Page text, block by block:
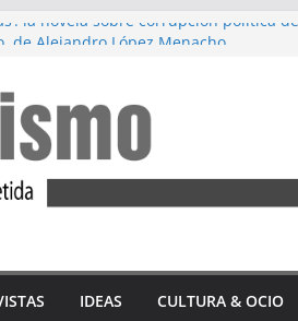
la novela sobre corrupción política de
de Accem: Por qué huyen las mujeres
de las víctimas mortales por
en 2023 son andaluzas
del ‘Alfajor Solidario’: unión exitosa
IDEAS CULTURA & OCIO